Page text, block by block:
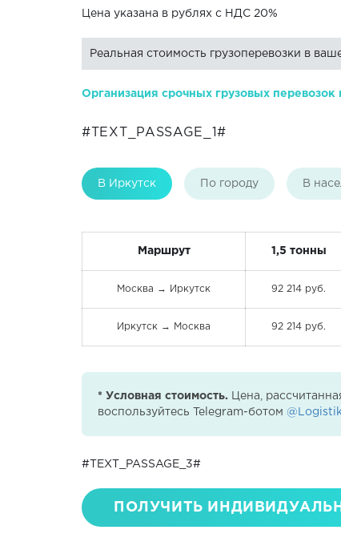
Цена указана в рублях с НДС 20%
Реальная стоимость грузоперевозки в
Организация срочных грузовых
#TEXT_PASSAGE_1#
В Иркутск По городу В
Маршрут 1,5 тонны
Москва → Иркутск 92 214 руб.
Иркутск → Москва 92 214 руб.
* Условная стоимость. Цена,
воспользуйтесь Telegram-ботом
#TEXT_PASSAGE_3#
ПОЛУЧИТЬ